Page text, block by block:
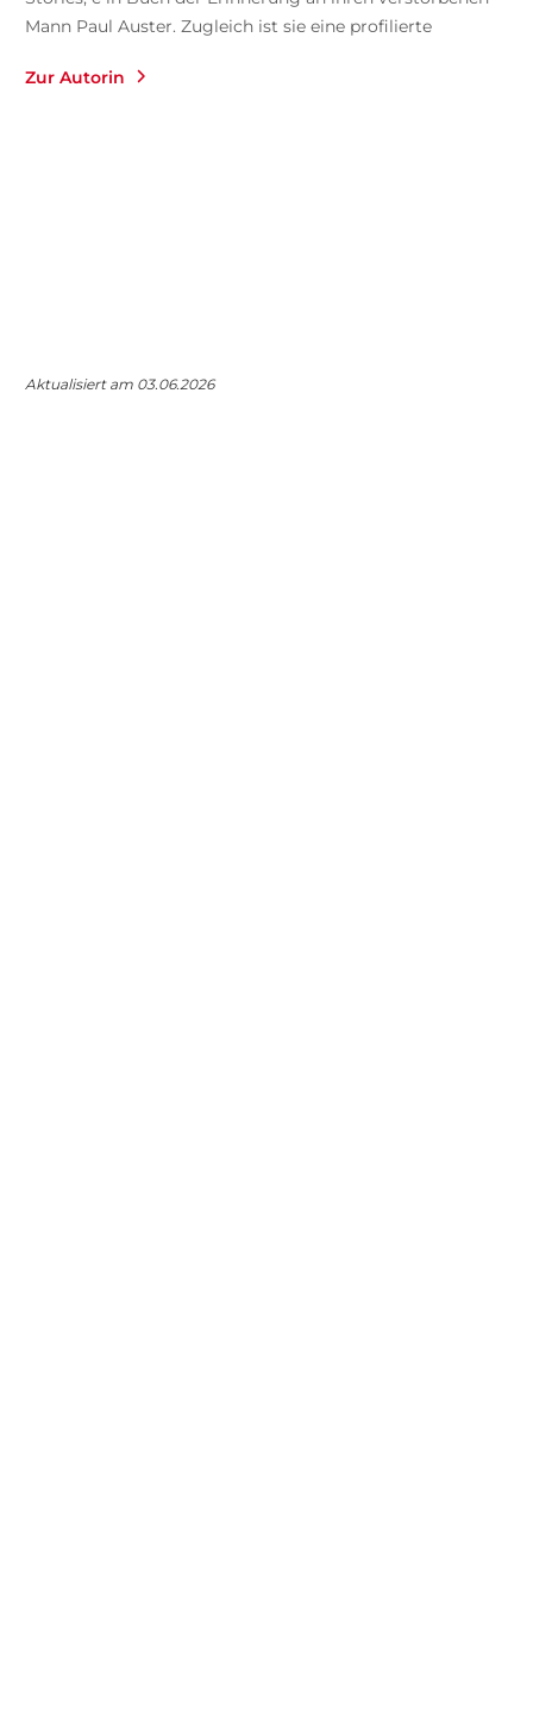
Mann Paul Auster. Zugleich ist sie eine profilierte
hier, nicht dort , Leben, Eine Frau schaut auf Männer, die
Zur Autorin
Aktualisiert am 03.06.2026